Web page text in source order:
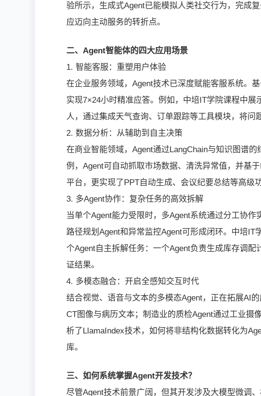
验所示，生成式Agent已能模拟人类社交行为，完成
应迈向主动服务的转折点。
二、Agent智能体的四大应用场景
1. 智能客服：重塑用户体验
在企业服务领域，Agent技术已深度赋能客服系统。
实现7×24小时精准应答。例如，中培IT学院课程中
人，通过集成天气查询、订单跟踪等工具模块，将问
2. 数据分析：从辅助到自主决策
在商业智能领域，Agent通过LangChain与知识图谱
例，Agent可自动抓取市场数据、清洗异常值，并基
平台，更实现了PPT自动生成、会议纪要总结等高级功
3. 多Agent协作：复杂任务的高效拆解
当单个Agent能力受限时，多Agent系统通过分工协作
路径规划Agent和异常监控Agent可形成闭环。中培
个Agent自主拆解任务：一个Agent负责生成库存调
证结果。
4. 多模态融合：开启全感知交互时代
结合视觉、语音与文本的多模态Agent，正在拓展AI
CT图像与病历文本；制造业的质检Agent通过工业摄
析了LlamaIndex技术，如何将非结构化数据转化为
库。
三、如何系统掌握Agent开发技术？
尽管Agent技术前景广阔，但其开发涉及大模型微调